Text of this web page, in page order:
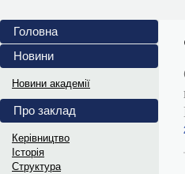
АНОНСИ
Жовтень
Витяги з
Витяги з
Український
Головна
Новини
Новини академії
Про заклад
Керівництво
Історія
Структура